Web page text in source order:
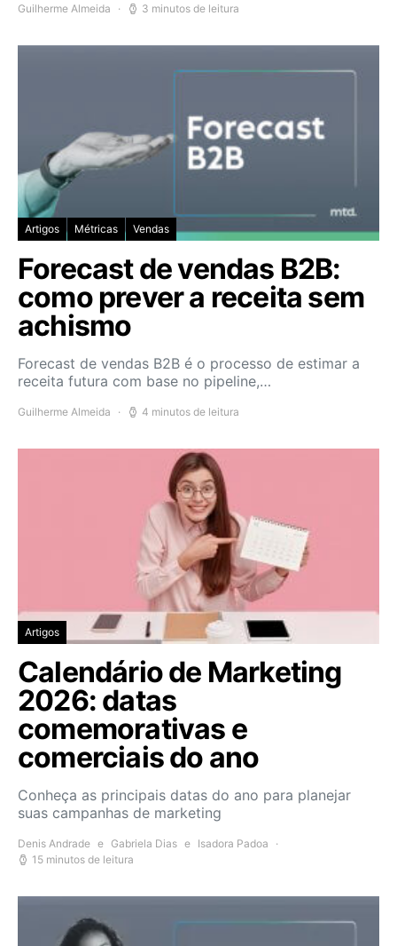
Guilherme Almeida 3 minutos de leitura
Artigos Métricas Vendas
Forecast de vendas B2B:
como prever a receita sem
achismo
Forecast de vendas B2B é o processo de estimar a
receita futura com base no pipeline,…
Guilherme Almeida 4 minutos de leitura
Artigos
Calendário de Marketing
2026: datas
comemorativas e
comerciais do ano
Conheça as principais datas do ano para planejar
suas campanhas de marketing
Denis Andrade e Gabriela Dias e Isadora Padoa
15 minutos de leitura